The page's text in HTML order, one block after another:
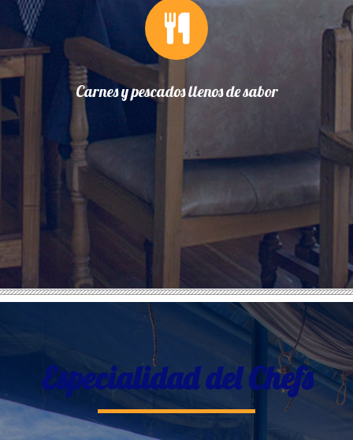
Carnes y pescados llenos de sabor
Especialidad del Chefs